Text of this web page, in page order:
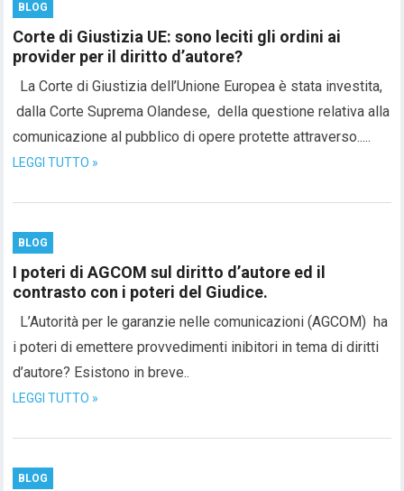
BLOG
Corte di Giustizia UE: sono leciti gli ordini ai
provider per il diritto d’autore?
La Corte di Giustizia dell’Unione Europea è stata investita,
dalla Corte Suprema Olandese, della questione relativa alla
comunicazione al pubblico di opere protette attraverso.....
LEGGI TUTTO »
BLOG
I poteri di AGCOM sul diritto d’autore ed il
contrasto con i poteri del Giudice.
L’Autorità per le garanzie nelle comunicazioni (AGCOM) ha
i poteri di emettere provvedimenti inibitori in tema di diritti
d’autore? Esistono in breve..
LEGGI TUTTO »
BLOG